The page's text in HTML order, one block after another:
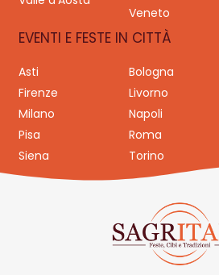
Veneto
EVENTI E FESTE IN CITTÀ
Asti Bologna
Firenze
Livorno
Milano
Napoli
Pisa
Roma
Siena
Torino